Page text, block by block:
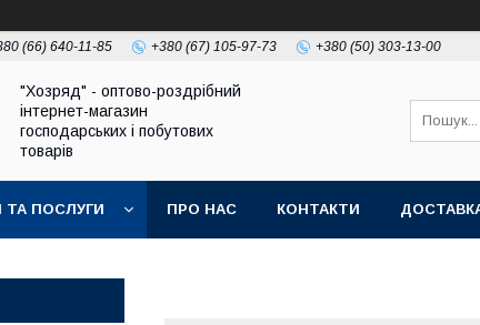
(66) 640-11-85 +380 (67) 105-97-73 +380 (50) 303-13-00
"Хозряд" - оптово-роздрібний
інтернет-магазин
господарських і побутових
товарів
ТА ПОСЛУГИ ПРО НАС КОНТАКТИ